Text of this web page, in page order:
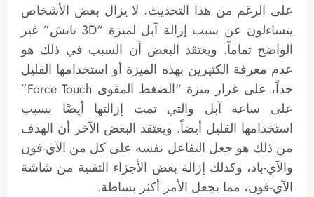
على الرغم من هذا التحديث، لا يزال بعض الأشخاص
يتساءلون عن سبب إزالة آبل لميزة “3D تاتش” غير
الواضح تماماً. ويعتقد البعض أن السبب في ذلك هو
عدم معرفة الكثيرين بهذه الميزة أو استخدامها القليل
جداً، على غرار ميزة “الضغط المقوى Force Touch”
على ساعة آبل والتي تمت إزالتها أيضًا بسبب
استخدامها القليل أيضاً. ويعتقد البعض الآخر أن الهدف
من ذلك هو جعل التفاعل نفسه على كل من الآي-فون
والآي-باد، وكذلك إزالة بعض الأجزاء التقنية من شاشة
الآي-فون، مما يجعل الأمر أكثر بساطة.